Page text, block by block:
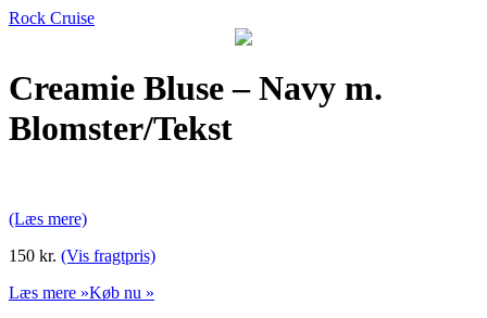
Rock Cruise
Creamie Bluse – Navy m.
Blomster/Tekst
(Læs mere)
150 kr. (Vis fragtpris)
Læs mere »Køb nu »